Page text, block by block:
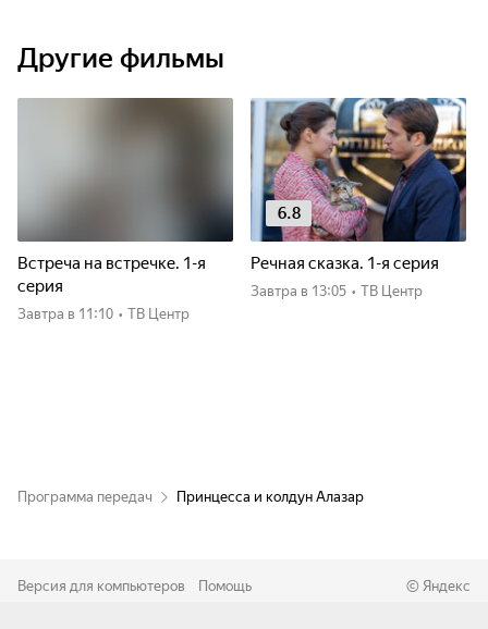
Другие фильмы
Встреча на встречке. 1-я
серия
Завтра в 11:10 • ТВ Центр
6.8
Речная сказка. 1-я серия
Завтра в 13:05 • ТВ Центр
Программа передач Принцесса и колдун Алазар
Версия для компьютеров Помощь © Яндекс